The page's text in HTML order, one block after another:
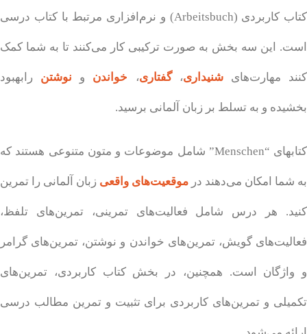
کتاب کاربردی (Arbeitsbuch) و نرم‌افزاری مرتبط با کتاب درسی
است. این سه بخش به صورت ترکیبی کار می‌کنند تا به شما کمک
کنند مهارت‌هایشنیداری،گفتاری، خواندن و نوشتن رابهبود
بخشیده و به تسلط بر زبان آلمانی برسید.
کتابهای “Menschen” شامل موضوعات و متون متنوعی هستند که
به شما امکان می‌دهند در موقعیت‌های واقعی زبان آلمانی را تمرین
کنید. هر درس شامل فعالیت‌های تمرینی، تمرین‌های تلفظ،
فعالیت‌های گویش، تمرین‌های خواندن و نوشتن، تمرین‌های گرامر
و واژگان است. همچنین، در بخش کتاب کاربردی، تمرین‌های
تکمیلی و تمرین‌های کاربردی برای تثبیت و تمرین مطالب درسی